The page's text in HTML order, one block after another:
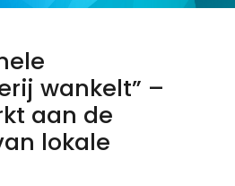
wankelt” –
aan de
lokale